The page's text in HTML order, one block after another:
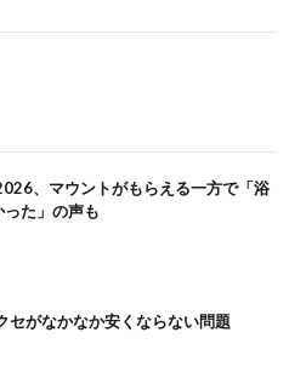
、マウントがもらえる一方で「浴
た」の声も
セがなかなか安くならない問題